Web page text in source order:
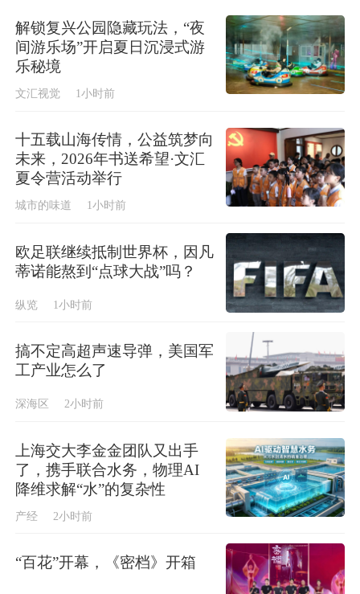
解锁复兴公园隐藏玩法，“夜
间游乐场”开启夏日沉浸式游
乐秘境
文汇视觉 1小时前
十五载山海传情，公益筑梦向
未来，2026年书送希望·文汇
夏令营活动举行
城市的味道 1小时前
欧足联继续抵制世界杯，因凡
蒂诺能熬到“点球大战”吗？
纵览 1小时前
搞不定高超声速导弹，美国军
工产业怎么了
深海区 2小时前
上海交大李金金团队又出手
了，携手联合水务，物理AI
降维求解“水”的复杂性
产经 2小时前
“百花”开幕，《密档》开箱